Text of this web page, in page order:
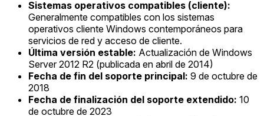
Sistemas operativos compatibles (cliente):
Generalmente compatibles con los sistemas
operativos cliente Windows contemporáneos para
servicios de red y acceso de cliente.
Última versión estable: Actualización de Windows
Server 2012 R2 (publicada en abril de 2014)
Fecha de fin del soporte principal: 9 de octubre de
2018
Fecha de finalización del soporte extendido: 10
de octubre de 2023